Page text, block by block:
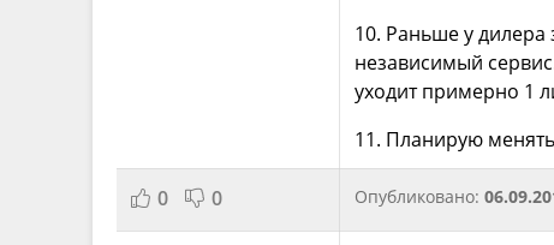
10. Раньше у дилера
независимый
уходит примерно 1
11. Планирую
0 0 Опубликовано: